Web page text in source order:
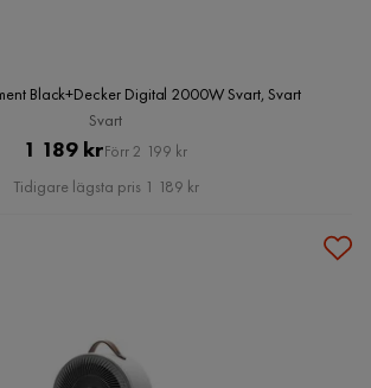
Black+Decker Digital 2000W Svart, Svart
Svart
Pris
1 189 krOriginal
Pris
Förr 2 199 kr
Tidigare lägsta pris 1 189 kr